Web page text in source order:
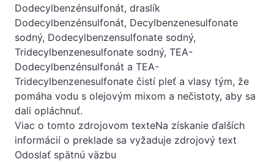
Dodecylbenzénsulfonát, draslík
Dodecylbenzénsulfonát, Decylbenzenesulfonate
sodný, Dodecylbenzensulfonate sodný,
Tridecylbenzenesulfonate sodný, TEA-
Dodecylbenzénsulfonát a TEA-
Tridecylbenzenesulfonate čistí pleť a vlasy tým, že
pomáha vodu s olejovým mixom a nečistoty, aby sa
dali opláchnuť.
Viac o tomto zdrojovom texteNa získanie ďalších
informácií o preklade sa vyžaduje zdrojový text
Odoslať spätnú väzbu